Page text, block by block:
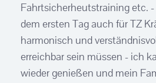
Fahrtsicherheutstraining etc.
dem ersten Tag auch für TZ
harmonisch und
erreichbar sein müssen - ich
wieder genießen und mein